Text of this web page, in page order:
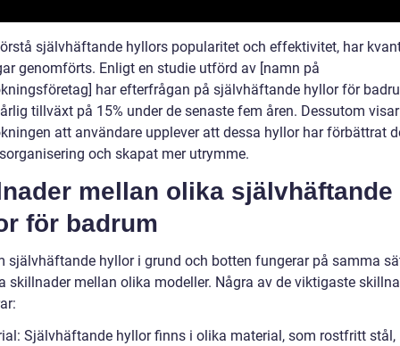
självhäftande hyllors popularitet och effektivitet, har
genomförts. Enligt en studie utförd av [namn på
har efterfrågan på självhäftande hyllor för
tillväxt på 15% under de senaste fem åren. Dessutom visar
att användare upplever att dessa hyllor har förbättrat
och skapat mer utrymme.
mellan olika självhäftande
för badrum
självhäftande hyllor i grund och botten fungerar på samma
skillnader mellan olika modeller. Några av de viktigaste
Självhäftande hyllor finns i olika material, som rostfritt stål,